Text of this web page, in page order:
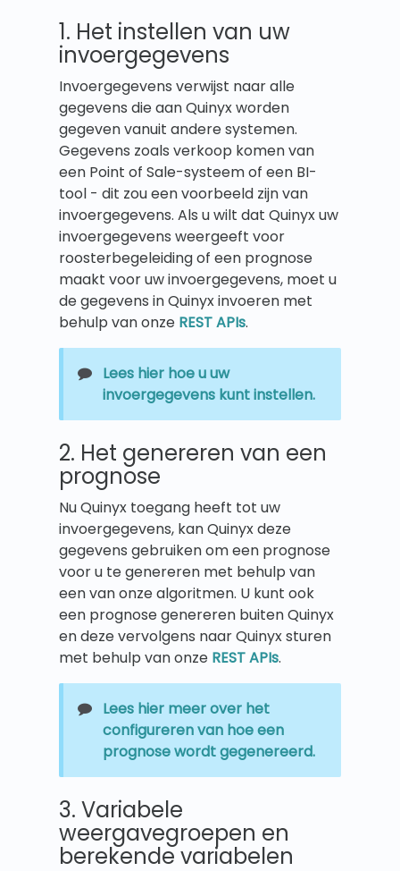
1. Het instellen van uw
invoergegevens
Invoergegevens verwijst naar alle
gegevens die aan Quinyx worden
gegeven vanuit andere systemen.
Gegevens zoals verkoop komen van
een Point of Sale-systeem of een BI-
tool - dit zou een voorbeeld zijn van
invoergegevens. Als u wilt dat Quinyx uw
invoergegevens weergeeft voor
roosterbegeleiding of een prognose
maakt voor uw invoergegevens, moet u
de gegevens in Quinyx invoeren met
behulp van onze REST APIs.
Lees hier hoe u uw
invoergegevens kunt instellen.
2. Het genereren van een
prognose
Nu Quinyx toegang heeft tot uw
invoergegevens, kan Quinyx deze
gegevens gebruiken om een prognose
voor u te genereren met behulp van
een van onze algoritmen. U kunt ook
een prognose genereren buiten Quinyx
en deze vervolgens naar Quinyx sturen
met behulp van onze REST APIs.
Lees hier meer over het
configureren van hoe een
prognose wordt gegenereerd.
3. Variabele
weergavegroepen en
berekende variabelen